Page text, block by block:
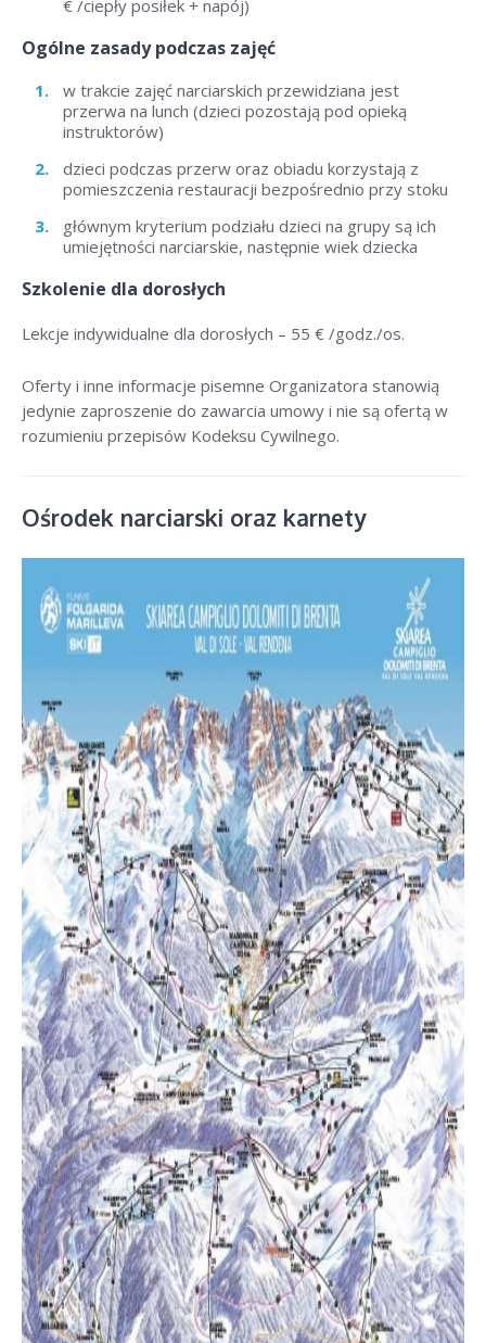
€ /ciepły posiłek + napój)
Ogólne zasady podczas zajęć
w trakcie zajęć narciarskich przewidziana jest
przerwa na lunch (dzieci pozostają pod opieką
instruktorów)
dzieci podczas przerw oraz obiadu korzystają z
pomieszczenia restauracji bezpośrednio przy stoku
głównym kryterium podziału dzieci na grupy są ich
umiejętności narciarskie, następnie wiek dziecka
Szkolenie dla dorosłych
Lekcje indywidualne dla dorosłych – 55 € /godz./os.
Oferty i inne informacje pisemne Organizatora stanowią
jedynie zaproszenie do zawarcia umowy i nie są ofertą w
rozumieniu przepisów Kodeksu Cywilnego.
Ośrodek narciarski oraz karnety